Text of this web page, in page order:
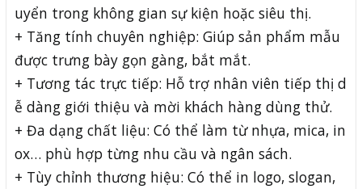
uyển trong không gian sự kiện hoặc siêu thị.
+ Tăng tính chuyên nghiệp: Giúp sản phẩm mẫu
được trưng bày gọn gàng, bắt mắt.
+ Tương tác trực tiếp: Hỗ trợ nhân viên tiếp thị d
ễ dàng giới thiệu và mời khách hàng dùng thử.
+ Đa dạng chất liệu: Có thể làm từ nhựa, mica, in
ox… phù hợp từng nhu cầu và ngân sách.
+ Tùy chỉnh thương hiệu: Có thể in logo, slogan,